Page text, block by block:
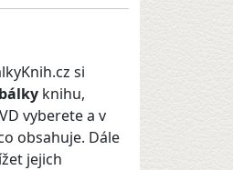
si
knihu,
vyberete a v
obsahuje. Dále
jejich